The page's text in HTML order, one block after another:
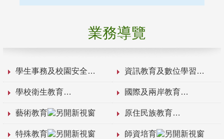
業務導覽
學生事務及校園安全 資訊教育及數位學習
學校衛生教育 國際及兩岸教育
藝術教育 原住民族教育
特殊教育 師資培育